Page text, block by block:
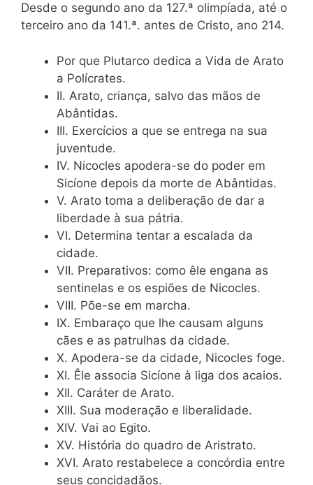
Desde o segundo ano da 127.ª olimpíada, até o
terceiro ano da 141.ª. antes de Cristo, ano 214.
Por que Plutarco dedica a Vida de Arato
a Polícrates.
II. Arato, criança, salvo das mãos de
Abântidas.
III. Exercícios a que se entrega na sua
juventude.
IV. Nicocles apodera-se do poder em
Sicíone depois da morte de Abântidas.
V. Arato toma a deliberação de dar a
liberdade à sua pátria.
VI. Determina tentar a escalada da
cidade.
VII. Preparativos: como êle engana as
sentinelas e os espiões de Nicocles.
VIII. Põe-se em marcha.
IX. Embaraço que lhe causam alguns
cães e as patrulhas da cidade.
X. Apodera-se da cidade, Nicocles foge.
XI. Êle associa Sicíone à liga dos acaios.
XII. Caráter de Arato.
XIII. Sua moderação e liberalidade.
XIV. Vai ao Egito.
XV. História do quadro de Aristrato.
XVI. Arato restabelece a concórdia entre
seus concidadãos.